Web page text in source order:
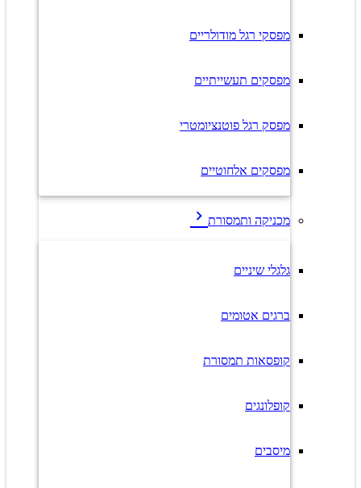
מפסקי רגל מודולריים
מפסקים תעשייתיים
מפסק רגל פוטנציומטרי
מפסקים אלחוטיים
מכניקה ותמסורת
גלגלי שיניים
ברגים אטומים
קופסאות תמסורת
קופלונגים
מיסבים